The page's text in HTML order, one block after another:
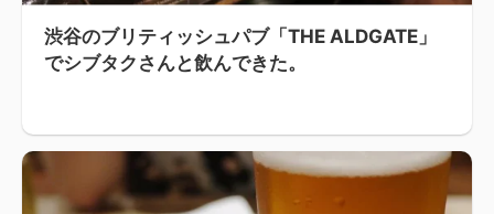
渋谷のブリティッシュパブ「THE ALDGATE」
でシブタクさんと飲んできた。